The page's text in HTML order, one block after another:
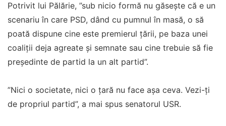
Potrivit lui Pălărie, ”sub nicio formă nu găseşte că e un
scenariu în care PSD, dând cu pumnul în masă, o să
poată dispune cine este premierul ţării, pe baza unei
coaliţii deja agreate şi semnate sau cine trebuie să fie
preşedinte de partid la un alt partid”.
”Nici o societate, nici o ţară nu face aşa ceva. Vezi-ţi
de propriul partid”, a mai spus senatorul USR.